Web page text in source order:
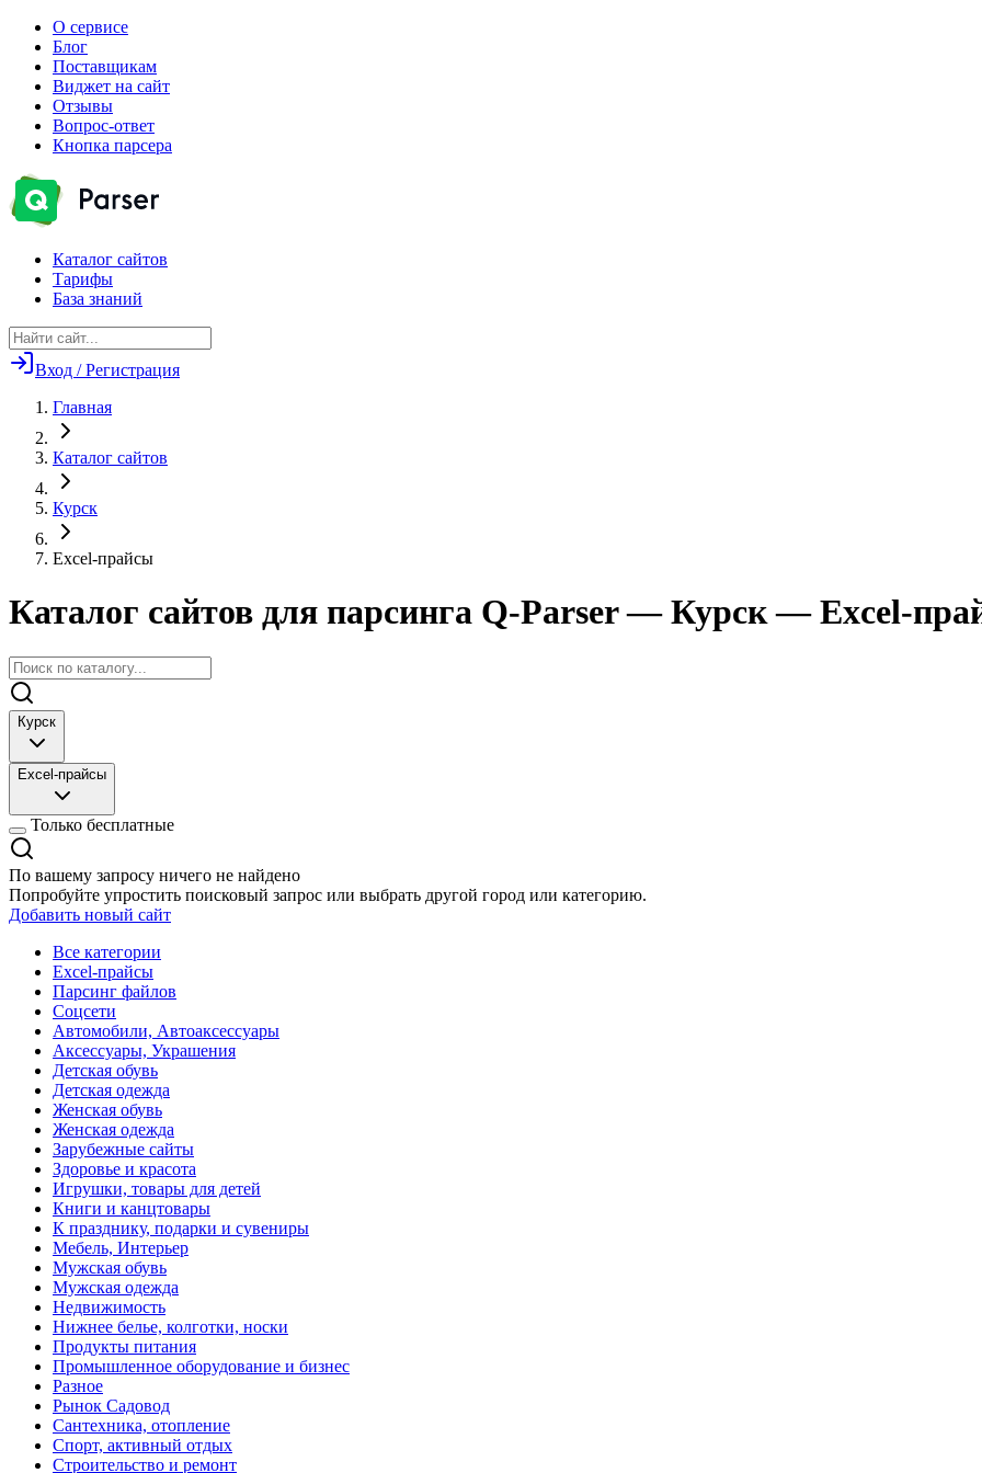
О сервисе
Блог
Поставщикам
Виджет на сайт
Отзывы
Вопрос-ответ
Кнопка парсера
Каталог сайтов
Тарифы
База знаний
Вход / Регистрация
Главная
Каталог сайтов
Курск
Excel-прайсы
Каталог сайтов для парсинга Q-Parser— Курск — Excel-
Курск
Excel-прайсы
Только бесплатные
По вашему запросу ничего не найдено
Попробуйте упростить поисковый запрос или выбрать другой город или категорию.
Добавить новый сайт
Все категории
Excel-прайсы
Парсинг файлов
Соцсети
Автомобили, Автоаксессуары
Аксессуары, Украшения
Детская обувь
Детская одежда
Женская обувь
Женская одежда
Зарубежные сайты
Здоровье и красота
Игрушки, товары для детей
Книги и канцтовары
К празднику, подарки и сувениры
Мебель, Интерьер
Мужская обувь
Мужская одежда
Недвижимость
Нижнее белье, колготки, носки
Продукты питания
Промышленное оборудование и бизнес
Разное
Рынок Садовод
Сантехника, отопление
Спорт, активный отдых
Строительство и ремонт